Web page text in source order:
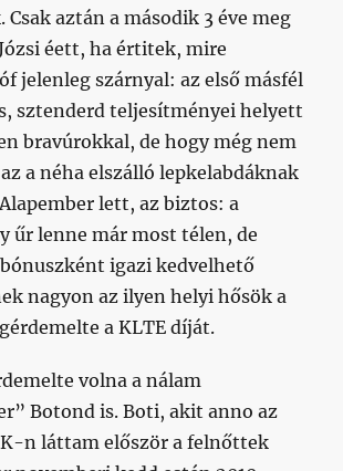
Csak aztán a második 3 éve meg
éett, ha értitek, mire
jelenleg szárnyal: az első másfél
sztenderd teljesítményei helyett
bravúrokkal, de hogy még nem
a néha elszálló lepkelabdáknak
lett, az biztos: a
űr lenne már most télen, de
igazi kedvelhető
nagyon az ilyen helyi hősök a
a KLTE díját.
volna a nálam
Botond is. Boti, akit anno az
n láttam először a felnőttek